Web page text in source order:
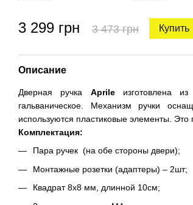
3 299 грн 3 473 грн Купить
Описание
Дверная ручка Aprileизготовлена из
гальваническое. Механизм ручки
используются пластиковые элементы. Это
Комплектация:
Пара ручек (на обе стороны двери);
Монтажные розетки (адаптеры) – 2шт;
Квадрат 8х8 мм, длинной 10см;